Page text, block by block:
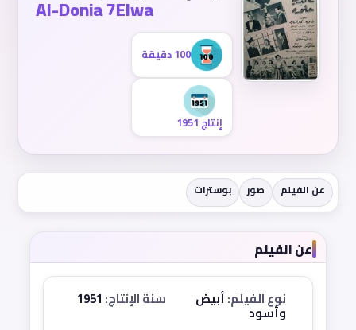
Al-Donia 7Elwa
100 دقيقة
إنتاج 1951
عن الفيلم صور بوسترات
عن الفيلم
نوع الفيلم:أبيض
وأسود
سنة الإنتاج: